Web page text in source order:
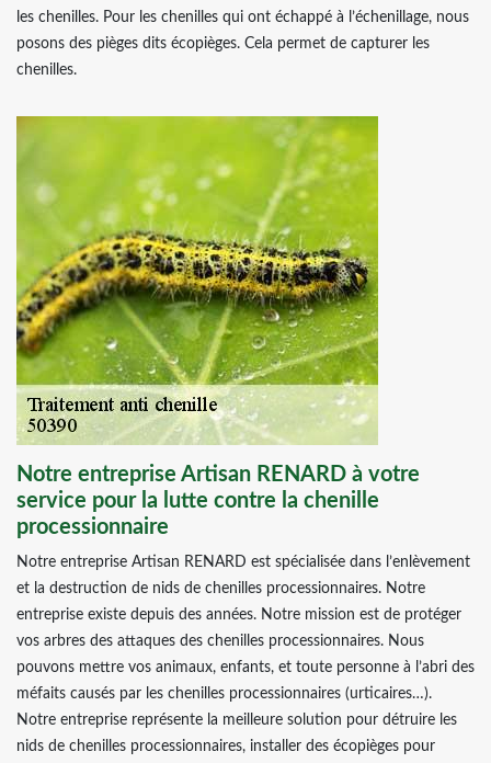
les chenilles. Pour les chenilles qui ont échappé à l’échenillage, nous
posons des pièges dits écopièges. Cela permet de capturer les
chenilles.
Notre entreprise Artisan RENARD à votre
service pour la lutte contre la chenille
processionnaire
Notre entreprise Artisan RENARD est spécialisée dans l’enlèvement
et la destruction de nids de chenilles processionnaires. Notre
entreprise existe depuis des années. Notre mission est de protéger
vos arbres des attaques des chenilles processionnaires. Nous
pouvons mettre vos animaux, enfants, et toute personne à l’abri des
méfaits causés par les chenilles processionnaires (urticaires…).
Notre entreprise représente la meilleure solution pour détruire les
nids de chenilles processionnaires, installer des écopièges pour